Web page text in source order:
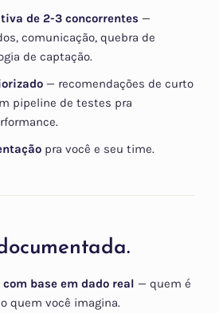
de 2-3 concorrentes —
comunicação, quebra de
de captação.
— recomendações de curto
pipeline de testes pra
pra você e seu time.
base em dado real — quem é
quem você imagina.